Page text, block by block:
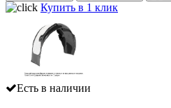
Купить в 1 клик
Есть в наличии